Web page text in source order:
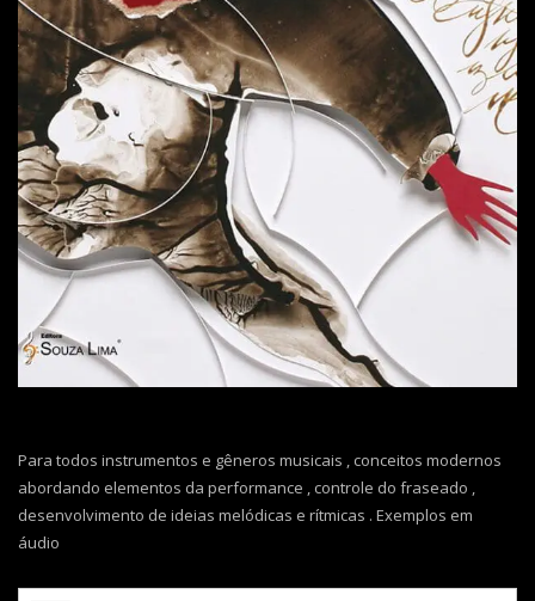
Para todos instrumentos e gêneros musicais , conceitos modernos
abordando elementos da performance , controle do fraseado ,
desenvolvimento de ideias melódicas e rítmicas . Exemplos em
áudio